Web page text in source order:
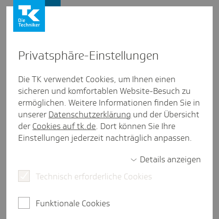
Zahl der vermu­teten Behand­
lungs­fehler steigt
Pres­se­mit­tei­lung aus Berlin/Bran­den­burg
Presse und Politik Patientensicherheit
. Immer mehr TK-Versicherte in
Berlin vermuten, von Ärztinnen, Ärzten oder
2025 wandten sich 789 Patientinnen und Patienten
Privat­sphäre-Einstel­lungen
Die TK verwendet Cookies, um Ihnen einen
sicheren und komfortablen Website-Besuch zu
ermöglichen. Weitere Informationen finden Sie in
unserer Datenschutzerklärung und der Übersicht
der Cookies auf tk.de. Dort können Sie Ihre
Einstellungen jederzeit nachträglich anpassen.
Details anzeigen
Technisch erforderliche Cookies
Funktionale Cookies